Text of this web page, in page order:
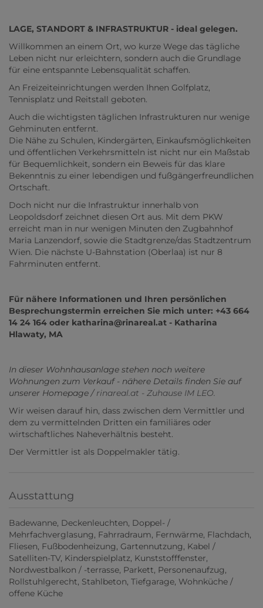
LAGE, STANDORT & INFRASTRUKTUR - ideal gelegen.
Willkommen an einem Ort, wo kurze Wege das tägliche
Leben nicht nur erleichtern, sondern auch die Grundlage
für eine entspannte Lebensqualität schaffen.
An Freizeiteinrichtungen werden Ihnen Golfplatz,
Tennisplatz und Reitstall geboten.
Auch die wichtigsten täglichen Infrastrukturen nur wenige
Gehminuten entfernt.
Die Nähe zu Schulen, Kindergärten, Einkaufsmöglichkeiten
und öffentlichen Verkehrsmitteln ist nicht nur ein Maßstab
für Bequemlichkeit, sondern ein Beweis für das klare
Bekenntnis zu einer lebendigen und fußgängerfreundlichen
Ortschaft.
Doch nicht nur die Infrastruktur innerhalb von
Leopoldsdorf zeichnet diesen Ort aus. Mit dem PKW
erreicht man in nur wenigen Minuten den Zugbahnhof
Maria Lanzendorf, sowie die Stadtgrenze/das Stadtzentrum
Wien. Die nächste U-Bahnstation (Oberlaa) ist nur 8
Fahrminuten entfernt.
Für nähere Informationen und Ihren persönlichen
Besprechungstermin erreichen Sie mich unter: +43 664
14 24 164 oder katharina@rinareal.at - Katharina
Hlawaty, MA
In dieser Wohnhausanlage stehen noch weitere
Wohnungen zum Verkauf - nähere Details finden Sie auf
unserer Homepage / rinareal.at - Zuhause IM LEO.
Wir weisen darauf hin, dass zwischen dem Vermittler und
dem zu vermittelnden Dritten ein familiäres oder
wirtschaftliches Naheverhältnis besteht.
Der Vermittler ist als Doppelmakler tätig.
Ausstattung
Badewanne Deckenleuchten Doppel- /
Mehrfachverglasung Fahrradraum Fernwärme Flachdach
Fliesen Fußbodenheizung Gartennutzung Kabel /
Satelliten-TV Kinderspielplatz Kunststofffenster
Nordwestbalkon / -terrasse Parkett Personenaufzug
Rollstuhlgerecht Stahlbeton Tiefgarage Wohnküche /
offene Küche